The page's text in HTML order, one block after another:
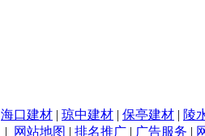
海口建材 | 琼中建材 | 保亭建材 | 陵
| 网站地图 | 排名推广 | 广告服务 |